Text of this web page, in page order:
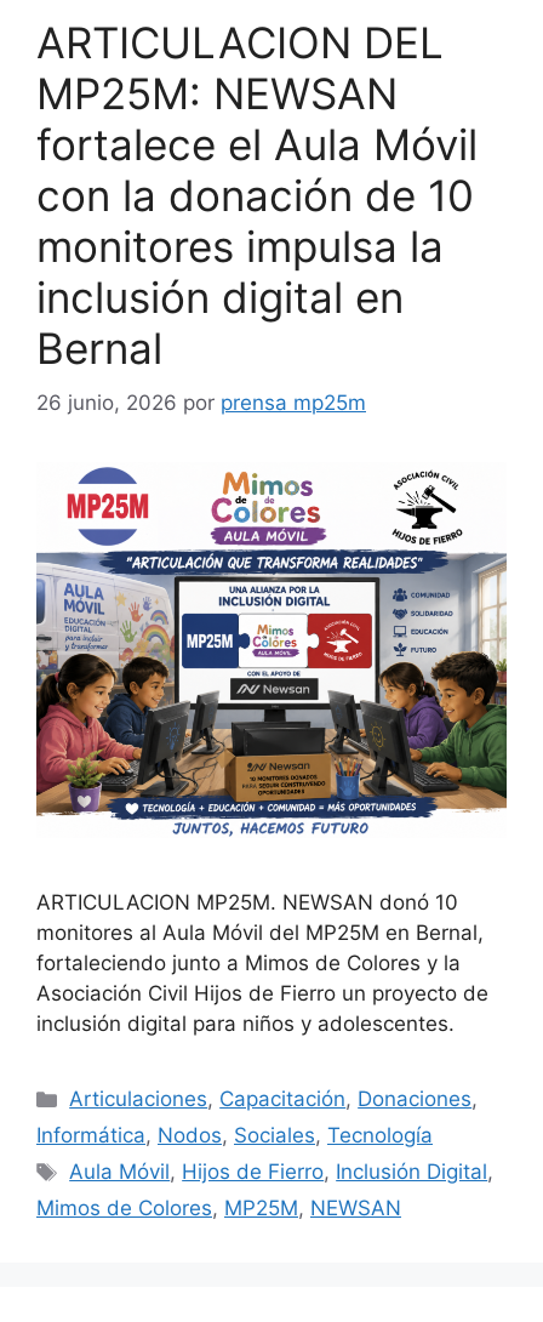
ARTICULACION DEL
MP25M: NEWSAN
fortalece el Aula Móvil
con la donación de 10
monitores impulsa la
inclusión digital en
Bernal
26 junio, 2026 por prensa mp25m
ARTICULACION MP25M. NEWSAN donó 10
monitores al Aula Móvil del MP25M en Bernal,
fortaleciendo junto a Mimos de Colores y la
Asociación Civil Hijos de Fierro un proyecto de
inclusión digital para niños y adolescentes.
Articulaciones, Capacitación, Donaciones,
Informática, Nodos, Sociales, Tecnología
Aula Móvil, Hijos de Fierro, Inclusión Digital,
Mimos de Colores, MP25M, NEWSAN